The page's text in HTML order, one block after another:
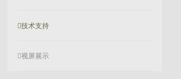
技术支持
视屏展示